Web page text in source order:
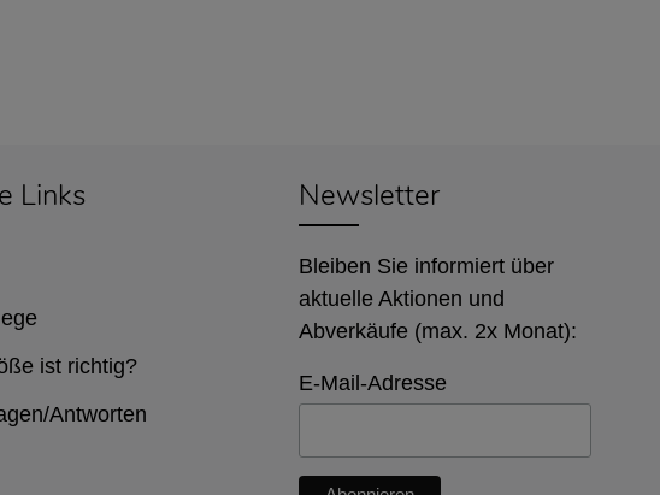
Newsletter
Bleiben Sie informiert über
aktuelle Aktionen und
Abverkäufe (max. 2x Monat):
E-Mail-Adresse
Links
ist richtig?
Antworten